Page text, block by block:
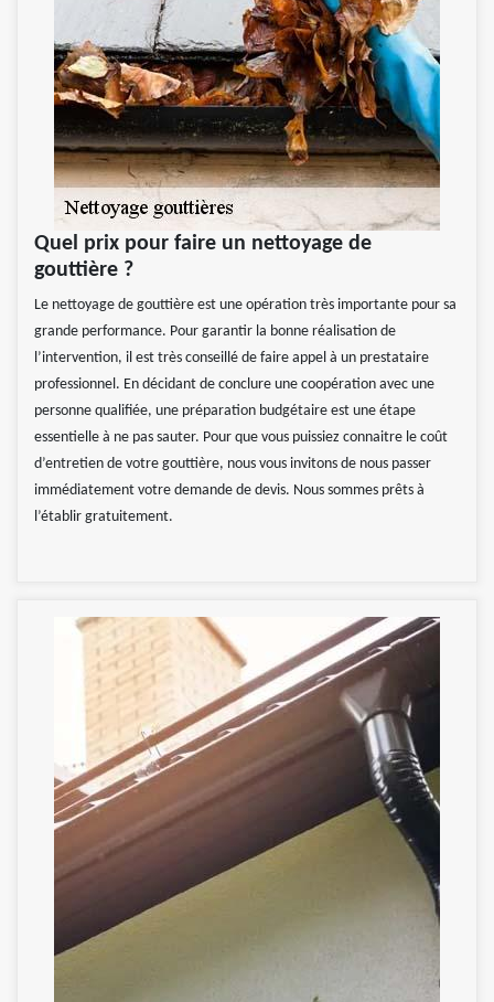
Quel prix pour faire un nettoyage de
gouttière ?
Le nettoyage de gouttière est une opération très importante pour sa
grande performance. Pour garantir la bonne réalisation de
l’intervention, il est très conseillé de faire appel à un prestataire
professionnel. En décidant de conclure une coopération avec une
personne qualifiée, une préparation budgétaire est une étape
essentielle à ne pas sauter. Pour que vous puissiez connaitre le coût
d’entretien de votre gouttière, nous vous invitons de nous passer
immédiatement votre demande de devis. Nous sommes prêts à
l’établir gratuitement.